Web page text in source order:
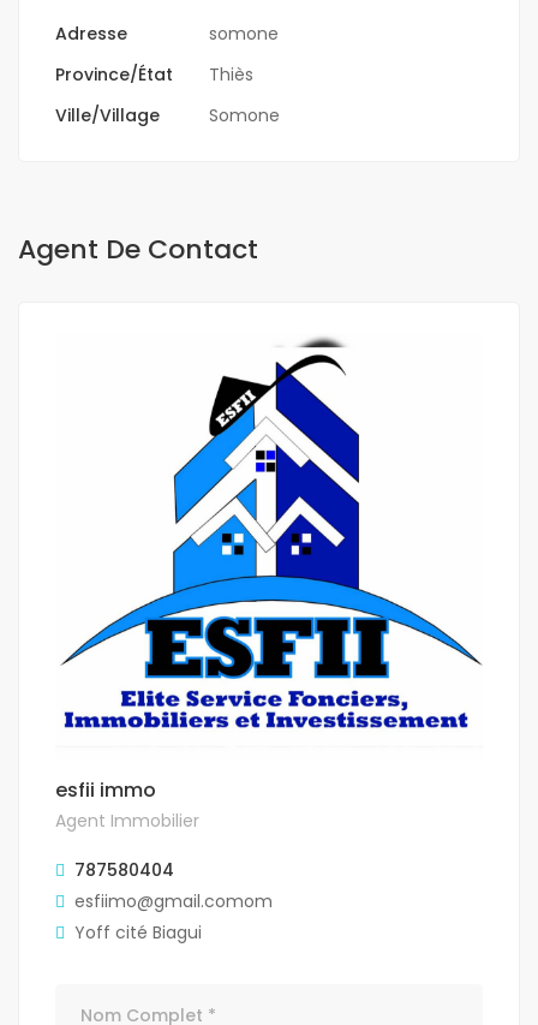
Adresse
somone
Province/État
Thiès
Ville/Village
Somone
Agent De Contact
esfii immo
Agent Immobilier
787580404
esfiimo@gmail.comom
Yoff cité Biagui